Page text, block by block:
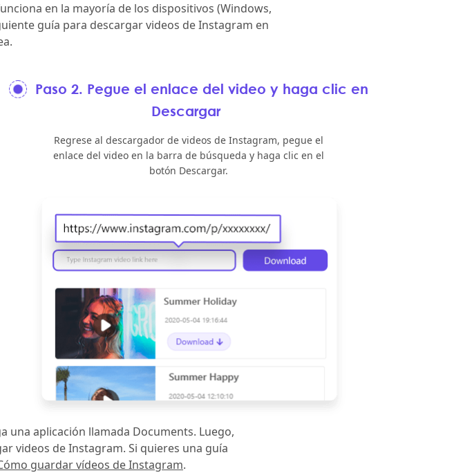
en la mayoría de los dispositivos (Windows,
guía para descargar videos de Instagram en
Paso 2. Pegue el enlace del video y haga clic en
Descargar
Regrese al descargador de videos de Instagram, pegue el
enlace del video en la barra de búsqueda y haga clic en el
botón Descargar.
una aplicación llamada Documents. Luego,
videos de Instagram. Si quieres una guía
guardar vídeos de Instagram.